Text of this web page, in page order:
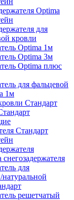
Optima
для
кровли
Optima 1м
Optima 3м
Optima плюс
для фальцевой
1м
Стандарт
Стандарт
снегозадержателя
для
решетчатый